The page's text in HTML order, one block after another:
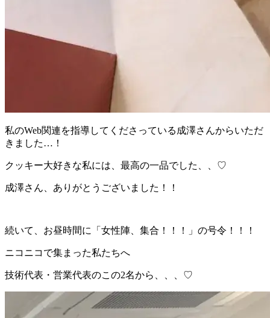
私のWeb関連を指導してくださっている成澤さんからいただ
きました…！
クッキー大好きな私には、最高の一品でした、、♡
成澤さん、ありがとうございました！！
続いて、お昼時間に「女性陣、集合！！！」の号令！！！
ニコニコで集まった私たちへ
技術代表・営業代表のこの2名から、、、♡